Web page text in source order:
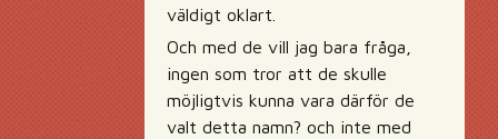
väldigt oklart.
Och med de vill jag bara fråga,
ingen som tror att de skulle
möjligtvis kunna vara därför de
valt detta namn? och inte med